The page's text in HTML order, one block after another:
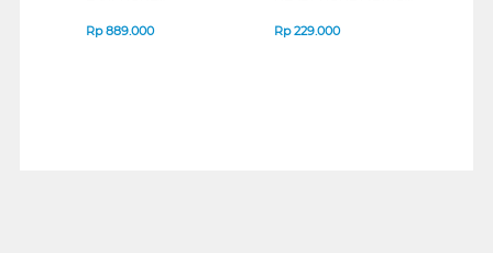
SERIES
Rp889.000
Rp229.000